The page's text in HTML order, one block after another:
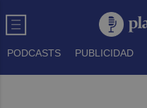
PODCASTS PUBLICIDAD